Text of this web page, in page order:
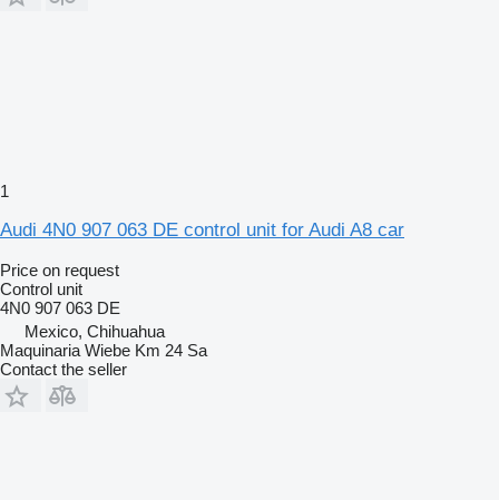
1
Audi 4N0 907 063 DE control unit for Audi A8 car
Price on request
Control unit
4N0 907 063 DE
Mexico, Chihuahua
Maquinaria Wiebe Km 24 Sa
Contact the seller